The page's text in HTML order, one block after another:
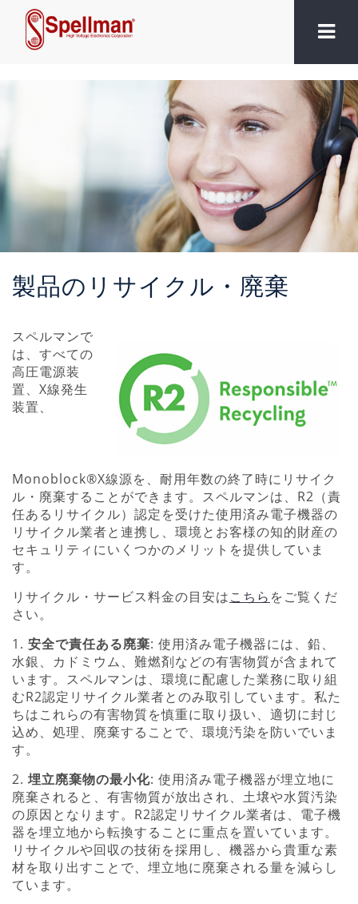
製品のリサイクル・廃棄
スペルマンで
は、すべての
高圧電源装
置、X線発生
装置、
Monoblock®X線源を、耐用年数の終了時にリサイク
ル・廃棄することができます。スペルマンは、R2（責
任あるリサイクル）認定を受けた使用済み電子機器の
リサイクル業者と連携し、環境とお客様の知的財産の
セキュリティにいくつかのメリットを提供していま
す。
リサイクル・サービス料金の目安はこちら をご覧くだ
さい。
1. 安全で責任ある廃棄: 使用済み電子機器には、鉛、
水銀、カドミウム、難燃剤などの有害物質が含まれて
います。スペルマンは、環境に配慮した業務に取り組
むR2認定リサイクル業者とのみ取引しています。私た
ちはこれらの有害物質を慎重に取り扱い、適切に封じ
込め、処理、廃棄することで、環境汚染を防いでいま
す。
2. 埋立廃棄物の最小化: 使用済み電子機器が埋立地に
廃棄されると、有害物質が放出され、土壌や水質汚染
の原因となります。R2認定リサイクル業者は、電子機
器を埋立地から転換することに重点を置いています。
リサイクルや回収の技術を採用し、機器から貴重な素
材を取り出すことで、埋立地に廃棄される量を減らし
ています。